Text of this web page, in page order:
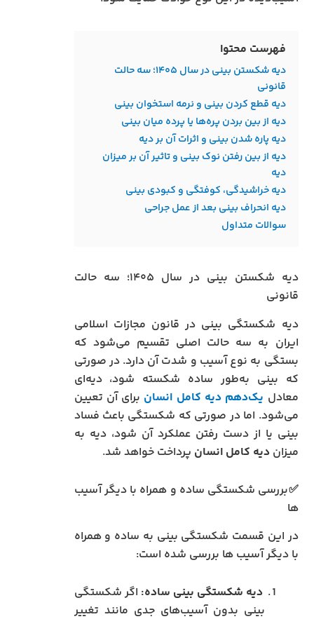
فهرست محتوا
دیه شکستن بینی در سال ۱۴۰۵؛ سه حالت
قانونی
دیه قطع کردن بینی و نرمه استخوان بینی
دیه از بین بردن پره‌ها یا پرده میان بینی
دیه پاره شدن بینی و اثرات آن بر دیه
دیه از بین رفتن نوک بینی و تاثیر آن بر میزان
دیه
دیه خراشیدگی، کوفتگی و کبودی بینی
دیه انحراف بینی بعد از عمل جراحی
سوالات متداول
دیه شکستن بینی در سال ۱۴۰۵؛ سه حالت
قانونی
دیه شکستگی بینی در قانون مجازات اسلامی
ایران به سه حالت اصلی تقسیم می‌شود که
بستگی به نوع آسیب و شدت آن دارد. در صورتی
که بینی به‌طور ساده شکسته شود، دیه‌ای
معادل یک‌دهم دیه کامل انسان برای آن تعیین
می‌شود. اما در صورتی که شکستگی باعث فساد
بینی یا از دست رفتن عملکرد آن شود، دیه به
میزاندیه کامل انسان پرداخت خواهد شد.
✅بررسی شکستگی ساده و همراه با دیگر آسیب
ها
در این قسمت شکستگی بینی به ساده و همراه
با دیگر آسیب ها بررسی شده است:
دیه شکستگی بینی ساده: اگر شکستگی
بینی بدون آسیب‌های جدی مانند تغییر